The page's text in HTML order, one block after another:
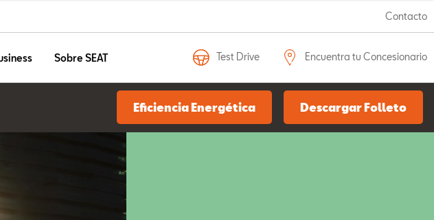
Contacto
Sobre SEAT Test Drive Encuentra tu Concesionario
Eficiencia Energética Descargar Folleto